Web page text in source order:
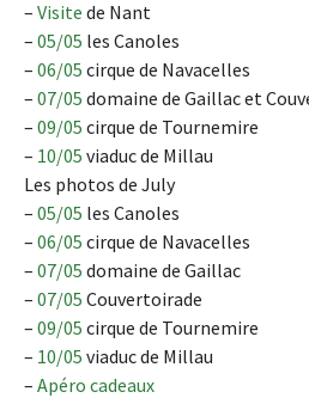
– Visite de Nant
– 05/05 les Canoles
– 06/05 cirque de Navacelles
– 07/05 domaine de Gaillac et
– 09/05 cirque de Tournemire
– 10/05 viaduc de Millau
Les photos de July
– 05/05 les Canoles
– 06/05 cirque de Navacelles
– 07/05 domaine de Gaillac
– 07/05 Couvertoirade
– 09/05 cirque de Tournemire
– 10/05 viaduc de Millau
– Apéro cadeaux